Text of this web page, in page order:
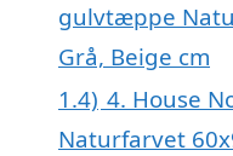
gulvtæppe
Grå, Beige cm
1.4) 4. House
Naturfarvet